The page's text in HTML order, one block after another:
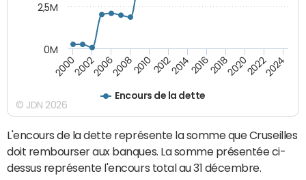
Encours de la dette
200020022006200820102012201420162018202020222024
0M
2,5M
© JDN 2026
L'encours de la dette représente la somme que Cruseilles
doit rembourser aux banques. La somme présentée ci-
dessus représente l'encours total au 31 décembre.